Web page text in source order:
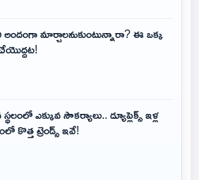
మార్చాలనుకుంటున్నారా? ఈ ఒక్క
స్థలంలో ఎక్కువ సౌకర్యాలు.. డ్యూప్లెక్స్ ఇళ్ల
కొత్త ట్రెండ్స్ ఇవే!